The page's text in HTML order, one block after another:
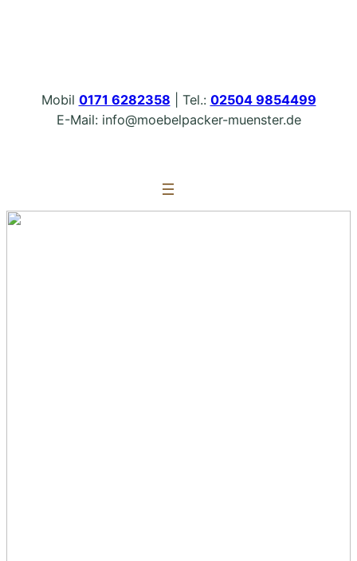
Mobil 0171 6282358 | Tel.: 02504 9854499
E-Mail: info@moebelpacker-muenster.de